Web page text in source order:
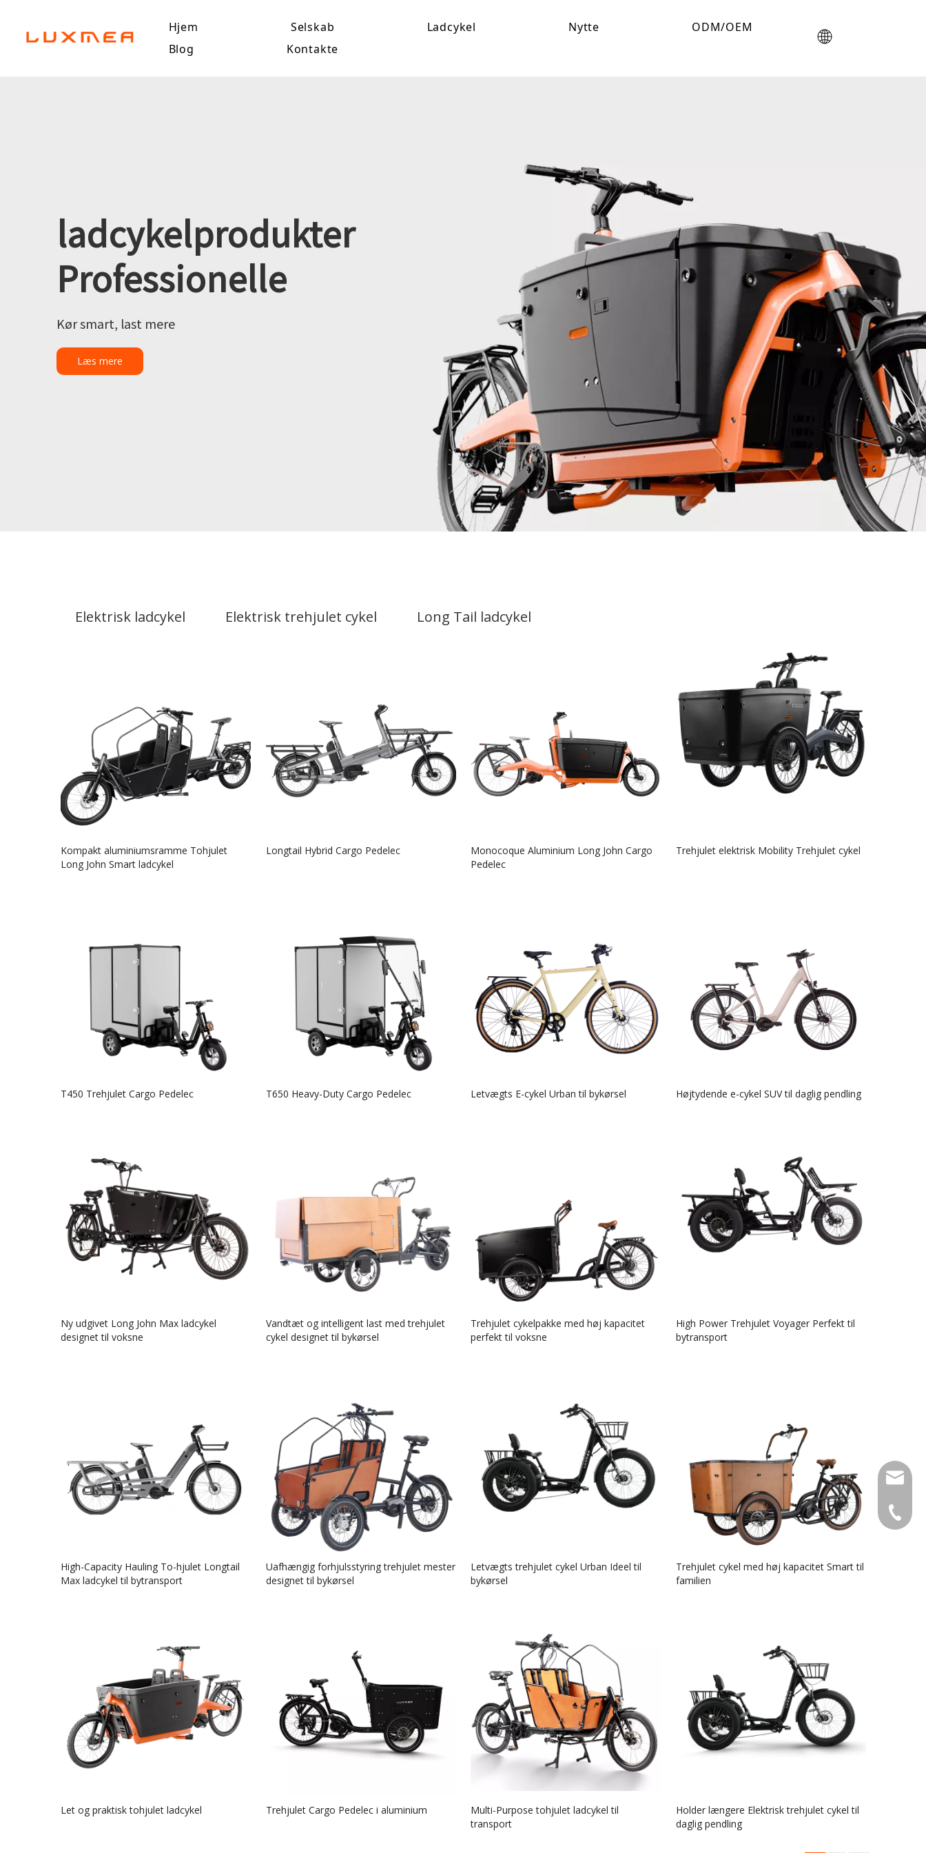
Hjem Selskab Ladcykel Nytte
ODM/OEM
Blog
Kontakte
ladcykelprodukter
Professionelle
Kør smart, last mere
Læs mere
Elektrisk ladcykel Elektrisk trehjulet cykel Long Tail ladcykel
Kompakt aluminiumsramme Tohjulet
Long John Smart ladcykel
Longtail Hybrid Cargo Pedelec
Monocoque Aluminium Long John Cargo
Pedelec
Trehjulet elektrisk Mobility Trehjulet cykel
T450 Trehjulet Cargo Pedelec T650 Heavy-Duty Cargo Pedelec Letvægts E-cykel Urban til bykørsel Højtydende e-cykel SUV til daglig pendling
Ny udgivet Long John Max ladcykel
designet til voksne
Vandtæt og intelligent last med trehjulet
cykel designet til bykørsel
Trehjulet cykelpakke med høj kapacitet
perfekt til voksne
High Power Trehjulet Voyager Perfekt til
bytransport
High-Capacity Hauling To-hjulet Longtail
Max ladcykel til bytransport
Uafhængig forhjulsstyring trehjulet mester
designet til bykørsel
Letvægts trehjulet cykel Urban Ideel til
bykørsel
Trehjulet cykel med høj kapacitet Smart til
familien
Let og praktisk tohjulet ladcykel Trehjulet Cargo Pedelec i aluminium
Multi-Purpose tohjulet ladcykel til
transport
Holder længere Elektrisk trehjulet cykel til
daglig pendling
+49